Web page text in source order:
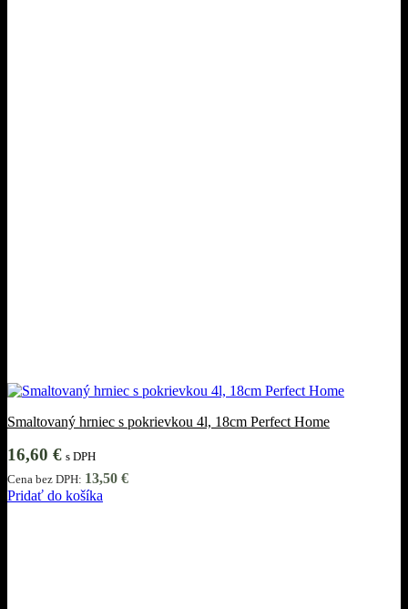
Smaltovaný hrniec s pokrievkou 4l, 18cm Perfect Home
16,60 € s DPH
Cena bez DPH: 13,50 €
Pridať do košíka